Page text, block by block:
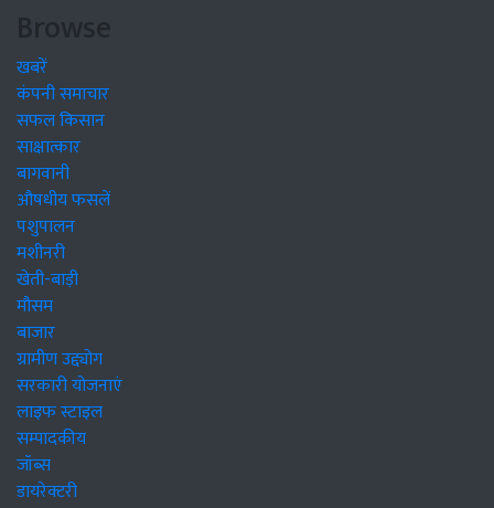
Browse
खबरें
कंपनी समाचार
सफल किसान
साक्षात्कार
बागवानी
औषधीय फसलें
पशुपालन
मशीनरी
खेती-बाड़ी
मौसम
बाजार
ग्रामीण उद्द्योग
सरकारी योजनाएं
लाइफ स्टाइल
सम्पादकीय
जॉब्स
डायरेक्टरी